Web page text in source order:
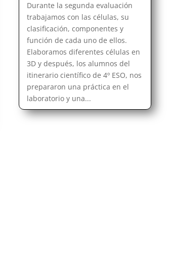
Durante la segunda evaluación
trabajamos con las células, su
clasificación, componentes y
función de cada uno de ellos.
Elaboramos diferentes células en
3D y después, los alumnos del
itinerario científico de 4º ESO, nos
prepararon una práctica en el
laboratorio y una...